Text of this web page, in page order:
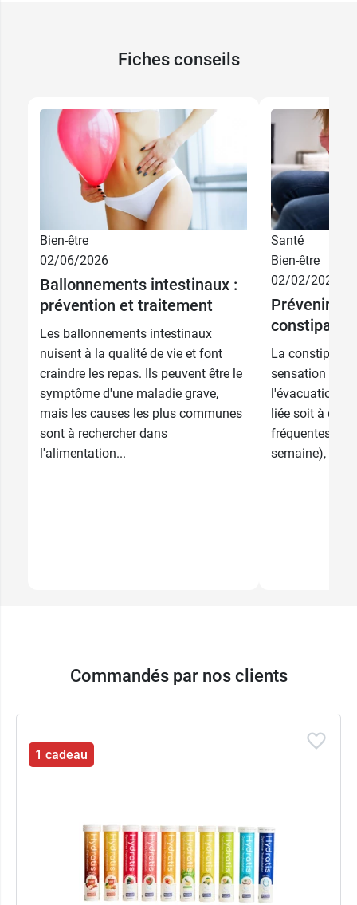
Fiches conseils
Bien-être
02/06/2026
Ballonnements intestinaux :
prévention et traitement
Les ballonnements intestinaux
nuisent à la qualité de vie et font
craindre les repas. Ils peuvent être le
symptôme d'une maladie grave,
mais les causes les plus communes
sont à rechercher dans
l'alimentation...
Santé
Bien-être
02/02/2026
Prévenir et
La
sensation
l'évacuation
liée soit à des
fréquentes
semaine), soit
Commandés par nos clients
1 cadeau